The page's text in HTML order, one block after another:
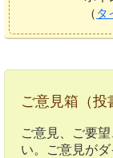
（ タ
ご意見箱（投
ご意見、ご要
い。ご意見がダ